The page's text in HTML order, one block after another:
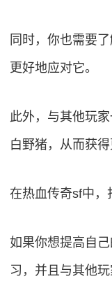
同时，你也需要
更好地应对它。
此外，与其他玩
白野猪，从而获得
在热血传奇sf中，
如果你想提高自
习，并且与其他玩